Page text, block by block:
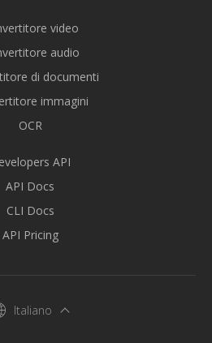
video
audio
di documenti
immagini
OCR
API
API Docs
CLI Docs
API Pricing
Italiano